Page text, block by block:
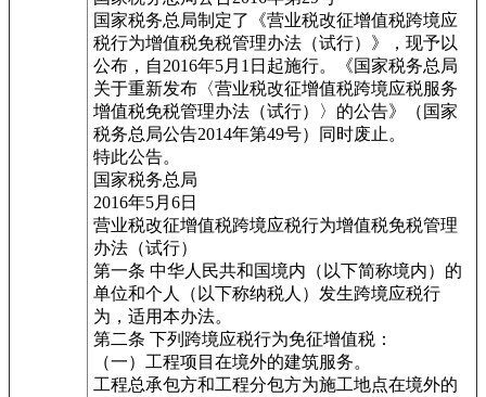
国家税务总局制定了《营业税改征增值税跨境应
税行为增值税免税管理办法（试行）》，现予以
公布，自2016年5月1日起施行。《国家税务总局
关于重新发布〈营业税改征增值税跨境应税服务
增值税免税管理办法（试行）〉的公告》（国家
税务总局公告2014年第49号）同时废止。
特此公告。
国家税务总局
2016年5月6日
营业税改征增值税跨境应税行为增值税免税管理
办法（试行）
第一条 中华人民共和国境内（以下简称境内）的
单位和个人（以下称纳税人）发生跨境应税行
为，适用本办法。
第二条 下列跨境应税行为免征增值税：
（一）工程项目在境外的建筑服务。
工程总承包方和工程分包方为施工地点在境外的